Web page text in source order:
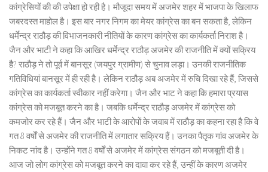
कांग्रेसियों की की उपेक्षा हो रही है। मौजूदा समय में अजमेर शहर में भाजपा के खिलाफ
जबरदस्त माहोल है। इस बार नगर निगम का मेयर कांग्रेस का बन सकता है, लेकिन
धर्मेन्द्र राठौड़ की विभाजनकारी नीतियों के कारण कांग्रेस का कार्यकर्ता निराश है।
जैन और भाटी ने कहा कि आखिर धर्मेन्द्र राठौड़ अजमेर की राजनीति में क्यों सक्रिय
हैै? राठौड़ ने तो पूर्व में बानसूर (जयपुर ग्रामीण) से चुनाव लड़ा। उनकी राजनीतिक
गतिविधियां बानसूर में ही रही है। लेकिन राठौड़ अब अजमेर में रुचि दिखा रहे हैं, जिससे
कांग्रेस का कार्यकर्ता स्वीकार नहीं करेगा। जैन और भाट ने कहा कि हमारा प्रयास
कांग्रेस को मजबूत करने का है। जबकि धर्मेन्द्र राठौड़ अजमेर में कांग्रेस को
कमजोर कर रहे हैं। जैन और भाटी के आरोपों के जवाब में राठौड़ का कहना रहा है कि वे
गत 8 वर्षों से अजमेर की राजनीति में लगातार सक्रिय हैं। उनका पैतृक गांव अजमेर के
निकट नांद है। उन्होंने गत 8 वर्षों से अजमेर में कांग्रेस संगठन को मजबूती दी है।
आज जो लोग कांग्रेस को मजबूत करने का दावा कर रहे हैं, उन्हीं के कारण अजमेर